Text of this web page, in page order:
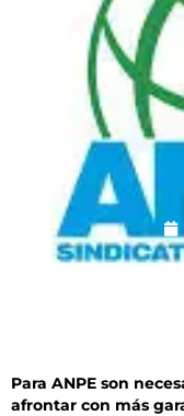
Para ANPE son
afrontar con más